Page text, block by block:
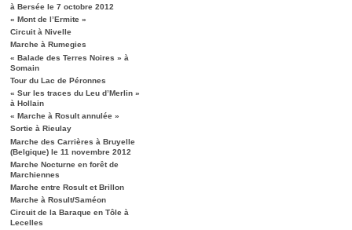
à Bersée le 7 octobre 2012
« Mont de l’Ermite »
Circuit à Nivelle
Marche à Rumegies
« Balade des Terres Noires » à
Somain
Tour du Lac de Péronnes
« Sur les traces du Leu d’Merlin »
à Hollain
« Marche à Rosult annulée »
Sortie à Rieulay
Marche des Carrières à Bruyelle
(Belgique) le 11 novembre 2012
Marche Nocturne en forêt de
Marchiennes
Marche entre Rosult et Brillon
Marche à Rosult/Saméon
Circuit de la Baraque en Tôle à
Lecelles